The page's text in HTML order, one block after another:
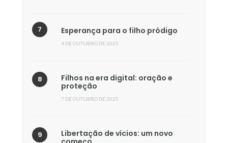
Esperança para o filho pródigo
4 DE OUTUBRO DE 2025
Filhos na era digital: oração e
proteção
7 DE OUTUBRO DE 2025
Libertação de vícios: um novo